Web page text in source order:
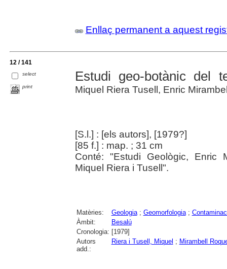
Enllaç permanent a aquest
12 / 141
select
print
Estudi geo-botànic del
Miquel Riera Tusell, Enric
[S.l.] : [els autors], [1979?]
[85 f.] : map. ; 31 cm
Conté: "Estudi Geològic, Enric
Miquel Riera i Tusell".
Matèries: Geologia; Geomorfologia;
Àmbit:
Besalú
Cronologia: [1979]
Autors
add.:
Riera i Tusell, Miquel ; Mirambell